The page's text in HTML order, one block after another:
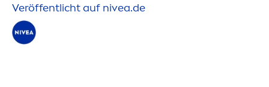
Veröffentlicht auf nivea.de